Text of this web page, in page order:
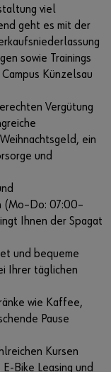
viel
geht es mit der
sowie Trainings
Künzelsau
Vergütung
ein
und
(Mo–Do: 07:00–
Ihnen der Spagat
und bequeme
Ihrer täglichen
wie Kaffee,
Pause
Kursen
Bike Leasing und